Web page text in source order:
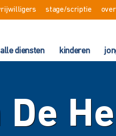
stage/scriptie
alle diensten kinderen